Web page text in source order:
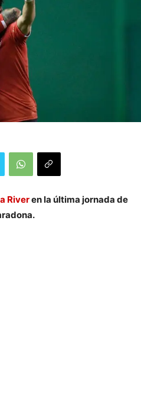
Riveren la última jornada de